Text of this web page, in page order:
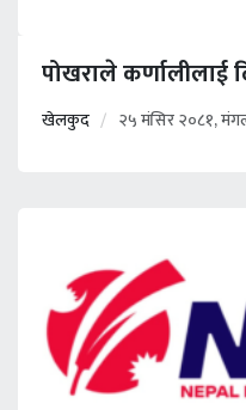
पोखराले कर्णालीलाई
खेलकुद २५ मंसिर २०८१,